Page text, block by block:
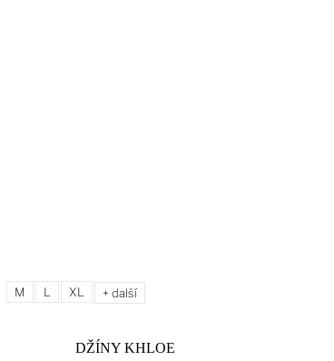
M L XL + další
DŽÍNY KHLOE